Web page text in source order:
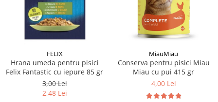
FELIX
Hrana umeda pentru pisici
Felix Fantastic cu iepure 85 gr
3,00 Lei
2,48 Lei
MiauMiau
Conserva pentru pisici Miau
Miau cu pui 415 gr
4,00 Lei